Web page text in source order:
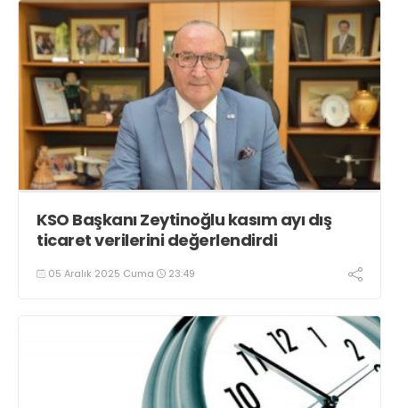
KSO Başkanı Zeytinoğlu kasım ayı dış
ticaret verilerini değerlendirdi
05 Aralık 2025 Cuma 23:49